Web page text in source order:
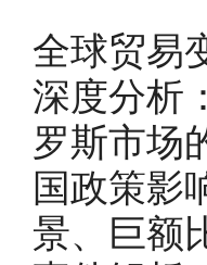
全球贸易
深度分析
罗斯市场
国政策影
景、巨额